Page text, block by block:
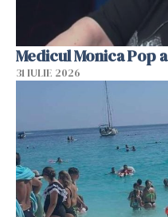
Medicul Monica Pop
31 IULIE 2026